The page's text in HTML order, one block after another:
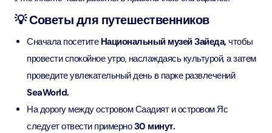
💡 Советы для путешественников
Сначала посетите Национальный музей Зайеда, чтобы
провести спокойное утро, наслаждаясь культурой, а затем
проведите увлекательный день в парке развлечений
SeaWorld.
На дорогу между островом Саадият и островом Яс
следует отвести примерно30 минут.